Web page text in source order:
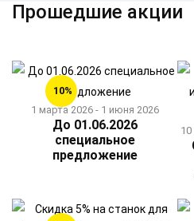
Прошедшие акции
10%
1 марта 2026 - 1 июня 2026
До 01.06.2026
специальное
предложение